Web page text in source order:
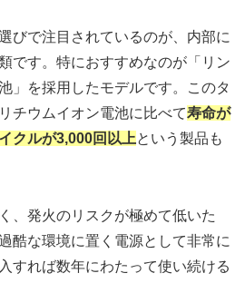
びで注目されているのが、内部に
です。特におすすめなのが「リン
」を採用したモデルです。このタ
チウムイオン電池に比べて寿命が
クルが3,000回以上という製品も
、発火のリスクが極めて低いた
酷な環境に置く電源として非常に
すれば数年にわたって使い続ける